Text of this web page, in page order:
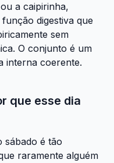
a caipirinha,
digestiva que
sem
O conjunto é um
interna coerente.
que esse dia
sábado é tão
raramente alguém